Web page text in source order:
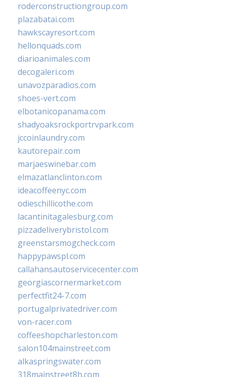
roderconstructiongroup.com
plazabatai.com
hawkscayresort.com
hellonquads.com
diarioanimales.com
decogaleri.com
unavozparadios.com
shoes-vert.com
elbotanicopanama.com
shadyoaksrockportrvpark.com
jccoinlaundry.com
kautorepair.com
marjaeswinebar.com
elmazatlanclinton.com
ideacoffeenyc.com
odieschillicothe.com
lacantinitagalesburg.com
pizzadeliverybristol.com
greenstarsmogcheck.com
happypawspl.com
callahansautoservicecenter.com
georgiascornermarket.com
perfectfit24-7.com
portugalprivatedriver.com
von-racer.com
coffeeshopcharleston.com
salon104mainstreet.com
alkaspringswater.com
318mainstreet8h.com